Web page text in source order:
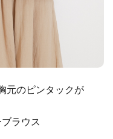
元のピンタックが
ラウス